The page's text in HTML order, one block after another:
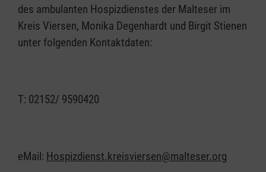
des ambulanten Hospizdienstes der Malteser im
Kreis Viersen, Monika Degenhardt und Birgit Stienen
unter folgenden Kontaktdaten:
T: 02152/ 9590420
eMail: Hospizdienst.kreisviersen@malteser.org